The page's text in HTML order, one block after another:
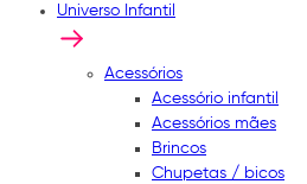
Universo Infantil
Acessórios
Acessório infantil
Acessórios mães
Brincos
Chupetas / bicos